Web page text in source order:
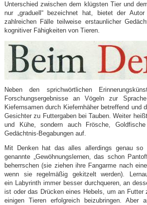
Unterschied zwischen dem klügsten Tier und
nur „graduell“ bezeichnet hat, bietet der
zahlreichen Fälle teilweise erstaunlicher
kognitiver Fähigkeiten von Tieren.
Neben den sprichwörtlichen
Forschungsergebnisse an Vögeln zur
Kiefernsamen durch Kiefernhäher betreffend und
Gesichter zu Futtergaben bei Tauben. Weiter
und Kühe, sondern auch Frösche,
Gedächtnis-Begabungen auf.
Mit Denken hat das alles allerdings genau
genannte „Gewöhnungslernen, das schon
beherrschen (sie ziehen ihre Fangarme nach
wenn sie regelmäßig gekitzelt werden).
ein Labyrinth immer besser durchqueren, an
ist oder das Drücken eines Hebels, um an Futter
einigen Tieren erfolgreich beizubringen. Aber